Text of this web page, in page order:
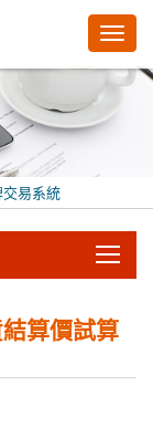
交易系統
算價試算